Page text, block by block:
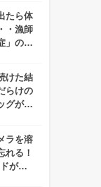
たら体
・漁師
」の悲
けた結
らけの
グが悲
ラを溶
れる！
が無